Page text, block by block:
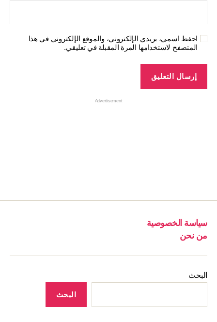
احفظ اسمي، بريدي الإلكتروني، والموقع الإلكتروني في هذا
المتصفح لاستخدامها المرة المقبلة في تعليقي.
Advertisement
سياسة الخصوصية
من نحن
البحث
البحث